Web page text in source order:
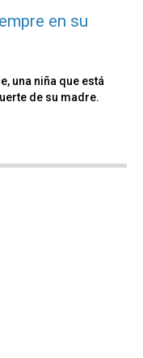
en su
una niña que está
de su madre.